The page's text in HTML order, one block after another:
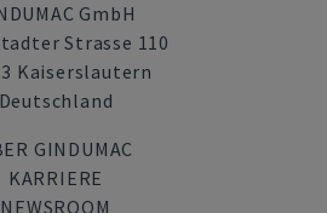
GmbH
Strasse 110
Kaiserslautern
Deutschland
GINDUMAC
KARRIERE
NEWSROOM